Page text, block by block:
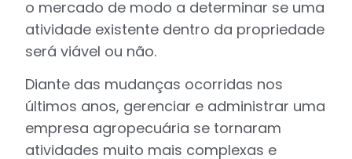
o mercado de modo a determinar se uma
atividade existente dentro da propriedade
será viável ou não.
Diante das mudanças ocorridas nos
últimos anos, gerenciar e administrar uma
empresa agropecuária se tornaram
atividades muito mais complexas e